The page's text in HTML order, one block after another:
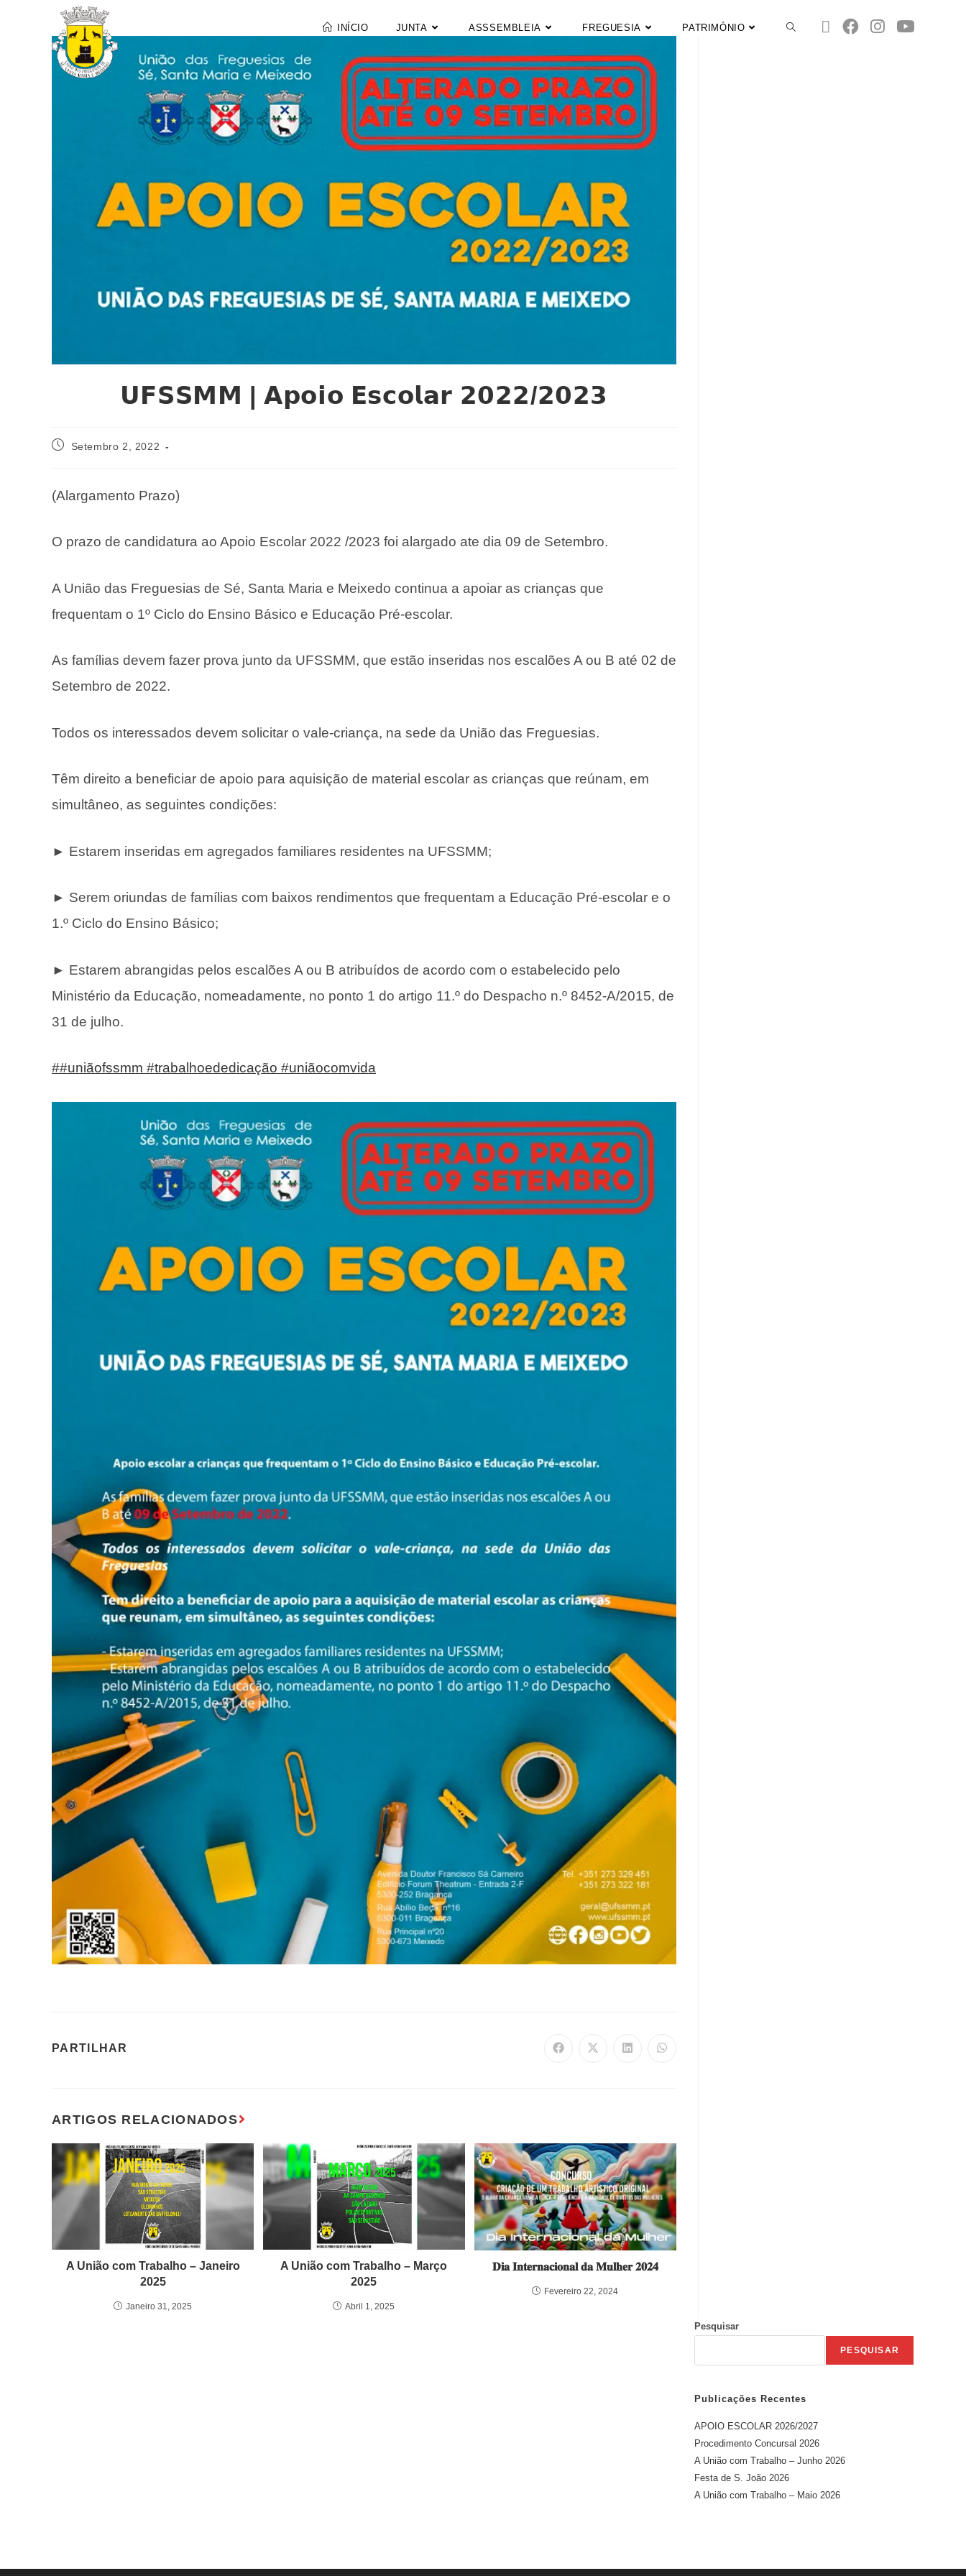
INÍCIO JUNTA ASSSEMBLEIA FREGUESIA PATRIMÓNIO
𝗨𝗙𝗦𝗦𝗠𝗠 | 𝗔𝗽𝗼𝗶𝗼 𝗘𝘀𝗰𝗼𝗹𝗮𝗿 𝟮𝟬𝟮𝟮/𝟮𝟬𝟮𝟯
Setembro 2, 2022
(Alargamento Prazo)
O prazo de candidatura ao Apoio Escolar 2022 /2023 foi alargado ate dia 09 de Setembro.
A União das Freguesias de Sé, Santa Maria e Meixedo continua a apoiar as crianças que
frequentam o 1º Ciclo do Ensino Básico e Educação Pré-escolar.
As famílias devem fazer prova junto da UFSSMM, que estão inseridas nos escalões A ou B até 02 de
Setembro de 2022.
Todos os interessados devem solicitar o vale-criança, na sede da União das Freguesias.
Têm direito a beneficiar de apoio para aquisição de material escolar as crianças que reúnam, em
simultâneo, as seguintes condições:
► Estarem inseridas em agregados familiares residentes na UFSSMM;
► Serem oriundas de famílias com baixos rendimentos que frequentam a Educação Pré-escolar e o
1.º Ciclo do Ensino Básico;
► Estarem abrangidas pelos escalões A ou B atribuídos de acordo com o estabelecido pelo
Ministério da Educação, nomeadamente, no ponto 1 do artigo 11.º do Despacho n.º 8452-A/2015, de
31 de julho.
##uniãofssmm #trabalhoededicação #uniãocomvida
A União com Trabalho – Janeiro
2025
Janeiro 31, 2025
A União com Trabalho – Março
2025
Abril 1, 2025
𝐃𝐢𝐚 𝐈𝐧𝐭𝐞𝐫𝐧𝐚𝐜𝐢𝐨𝐧𝐚𝐥 𝐝𝐚 𝐌𝐮𝐥𝐡𝐞𝐫 𝟐𝟎𝟐𝟒
Fevereiro 22, 2024
Pesquisar
PESQUISAR
Publicações Recentes
APOIO ESCOLAR 2026/2027
Procedimento Concursal 2026
A União com Trabalho – Junho 2026
Festa de S. João 2026
A União com Trabalho – Maio 2026